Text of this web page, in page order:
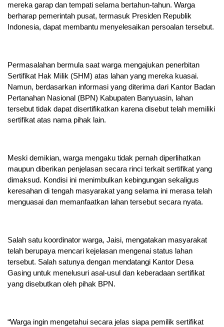
mereka garap dan tempati selama bertahun-tahun. Warga
berharap pemerintah pusat, termasuk Presiden Republik
Indonesia, dapat membantu menyelesaikan persoalan tersebut.
Permasalahan bermula saat warga mengajukan penerbitan
Sertifikat Hak Milik (SHM) atas lahan yang mereka kuasai.
Namun, berdasarkan informasi yang diterima dari Kantor Badan
Pertanahan Nasional (BPN) Kabupaten Banyuasin, lahan
tersebut tidak dapat disertifikatkan karena disebut telah memiliki
sertifikat atas nama pihak lain.
Meski demikian, warga mengaku tidak pernah diperlihatkan
maupun diberikan penjelasan secara rinci terkait sertifikat yang
dimaksud. Kondisi ini menimbulkan kebingungan sekaligus
keresahan di tengah masyarakat yang selama ini merasa telah
menguasai dan memanfaatkan lahan tersebut secara nyata.
Salah satu koordinator warga, Jaisi, mengatakan masyarakat
telah berupaya mencari kejelasan mengenai status lahan
tersebut. Salah satunya dengan mendatangi Kantor Desa
Gasing untuk menelusuri asal-usul dan keberadaan sertifikat
yang disebutkan oleh pihak BPN.
“Warga ingin mengetahui secara jelas siapa pemilik sertifikat